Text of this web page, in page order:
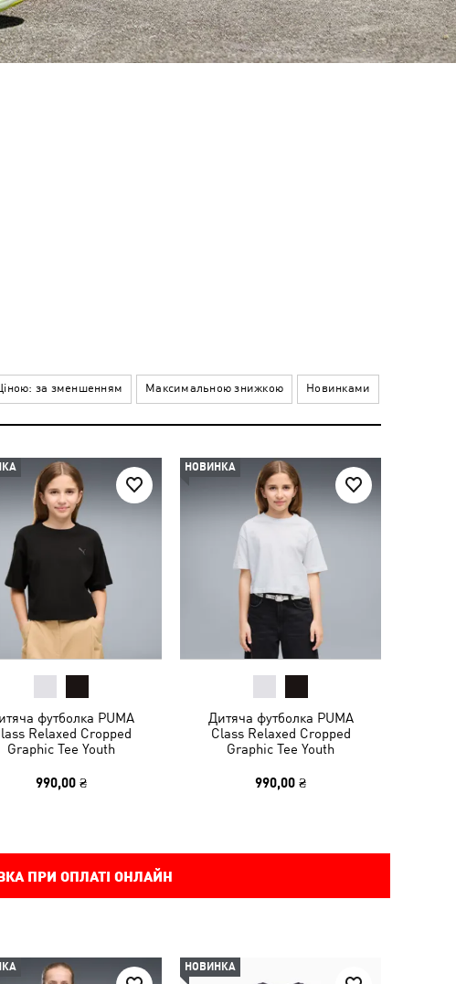
за зменшенням Максимальною знижкою Новинками
футболка PUMA
Relaxed Cropped
Graphic Tee Youth
990,00 ₴
НОВИНКА
Дитяча футболка PUMA
Class Relaxed Cropped
Graphic Tee Youth
990,00 ₴
ПРИ ОПЛАТІ ОНЛАЙН
НОВИНКА